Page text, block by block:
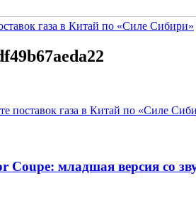
газа в Китай по «Силе Сибири»
поставок газа в Китай по «Силе
Coupe: младшая версия со